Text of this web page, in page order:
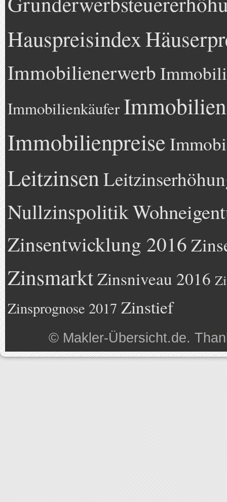
Hauspreisindex
Immobilienerwerb
Immobilienkäufer
Immobilienpreise
Leitzinsen
Nullzinspolitik
Zinsentwicklung 2016
ZinsmarktZinsniveau 2016
Zinsprognose 2017 Zinstief
© Makler-Übersicht.de.